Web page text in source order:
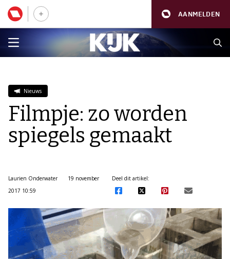
AANMELDEN
Nieuws
Filmpje: zo worden
spiegels gemaakt
Laurien Onderwater
19 november
2017 10:59
Deel dit artikel: